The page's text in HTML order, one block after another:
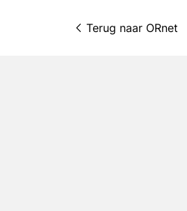
Terug naar ORnet